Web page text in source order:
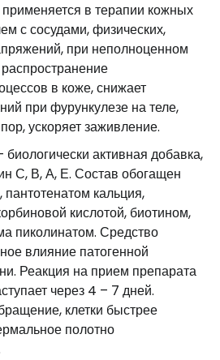
в терапии кожных
с сосудами, физических,
при неполноценном
в коже, снижает
при фурункулезе на теле,
ускоряет заживление.
активная добавка,
С, В, А, Е. Состав обогащен
кальция,
кислотой, биотином,
пиколинатом. Средство
влияние патогенной
Реакция на прием препарата
через 4 – 7 дней.
клетки быстрее
полотно